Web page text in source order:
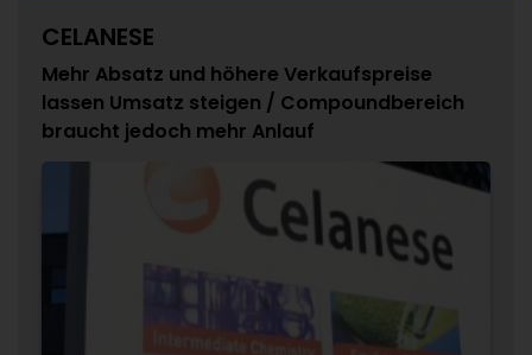
CELANESE
Mehr Absatz und höhere Verkaufspreise
lassen Umsatz steigen / Compoundbereich
braucht jedoch mehr Anlauf